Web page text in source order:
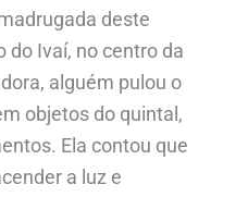
deste
do Ivaí, no centro da
alguém pulou o
objetos do quintal,
Ela contou que
a luz e